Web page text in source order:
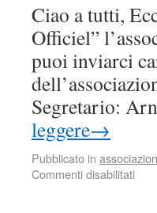
Ciao a tutti,
Officiel”
puoi inviarci
Segretario:
leggere→
Pubblicato in
Commenti disabilitati